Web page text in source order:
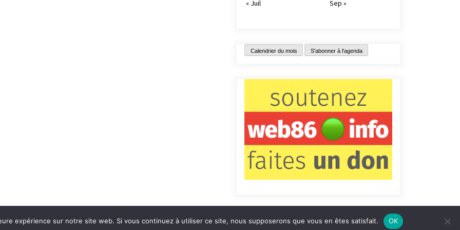
« Juil
Sep »
Calendrier du mois S'abonner à l'agenda
Contact Qui sommes-nous ? Informations légales
expérience sur notre site web. Si vous continuez à utiliser ce site, nous supposerons que vous en êtes satisfait. OK